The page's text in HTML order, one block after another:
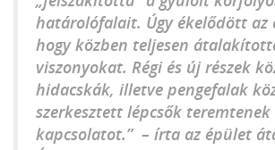
határolófalait. Úgy ékelődött az
hogy közben teljesen
viszonyokat. Régi és új részek
hidacskák, illetve pengefalak
szerkesztett lépcsők teremtenek
kapcsolatot. – írta az épület